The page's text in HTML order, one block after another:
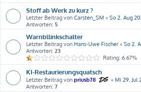
Stoff ab Werk zu kurz ?
Letzter Beitrag von Carsten_SM « So 2. Aug
Antworten: 5
Warnbllinkschalter
Letzter Beitrag von Hans-Uwe Fischer « So 2.
Antworten: 23
Rating: 6.67%
KI-Restaurierungsquatsch
Letzter Beitrag von priusb78 « Mi 29. Jul
Antworten: 7